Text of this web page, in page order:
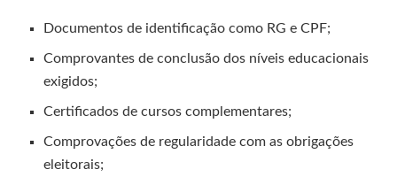
Documentos de identificação como RG e CPF;
Comprovantes de conclusão dos níveis educacionais
exigidos;
Certificados de cursos complementares;
Comprovações de regularidade com as obrigações
eleitorais;